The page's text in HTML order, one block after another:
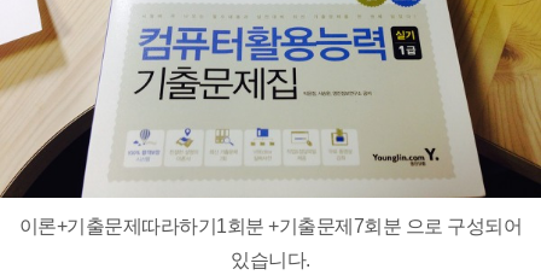
이론+기출문제따라하기1회분 +기출문제7회분 으로 구성되어
있습니다.